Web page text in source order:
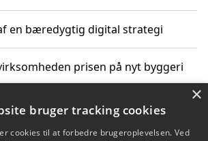
en bæredygtig digital strategi
prisen på nyt byggeri
til en hjemmeside uden binding ×
bruger tracking cookies
cookies til at forbedre brugeroplevelsen. Ved